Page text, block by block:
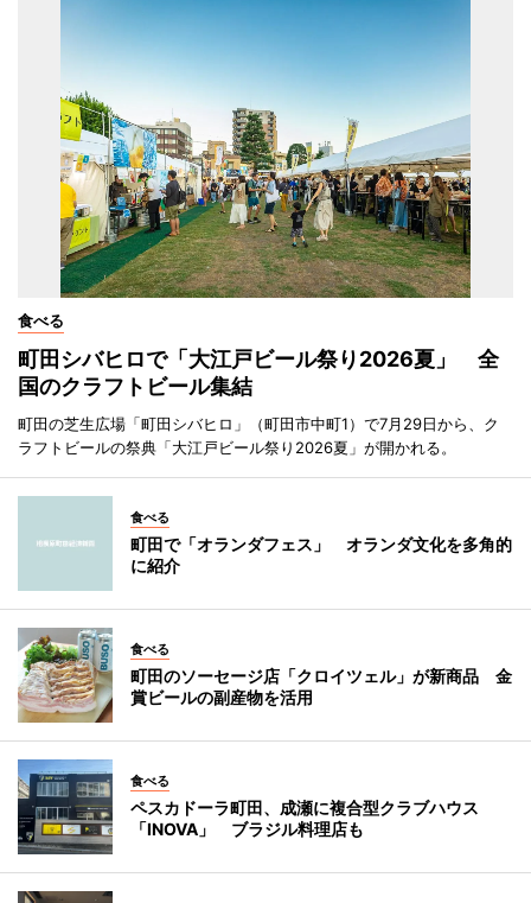
食べる
町田シバヒロで「大江戸ビール祭り2026夏」 全
国のクラフトビール集結
町田の芝生広場「町田シバヒロ」（町田市中町1）で7月29日から、ク
ラフトビールの祭典「大江戸ビール祭り2026夏」が開かれる。
食べる
町田で「オランダフェス」 オランダ文化を多角的
に紹介
食べる
町田のソーセージ店「クロイツェル」が新商品 金
賞ビールの副産物を活用
食べる
ペスカドーラ町田、成瀬に複合型クラブハウス
「INOVA」 ブラジル料理店も